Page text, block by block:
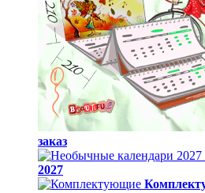
заказ
2027